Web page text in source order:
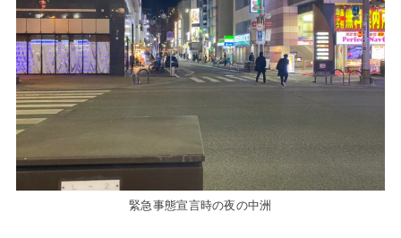
緊急事態宣言時の夜の中洲